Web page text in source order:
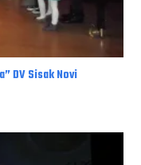
DV Sisak Novi